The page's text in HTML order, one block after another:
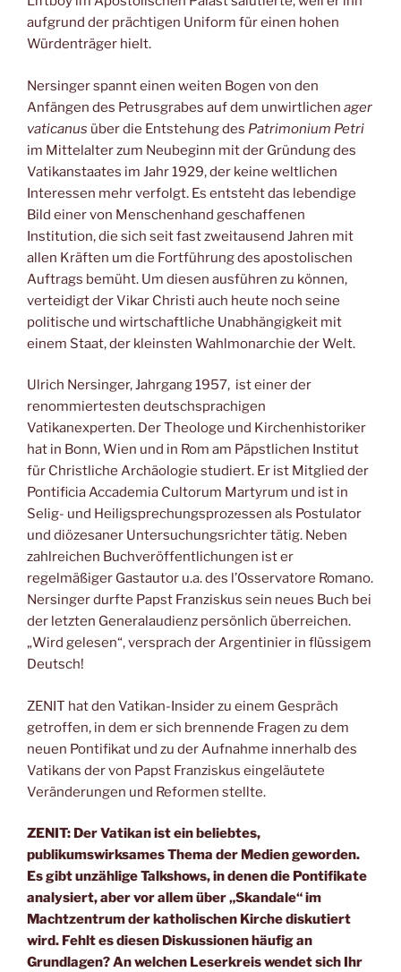
aufgrund der prächtigen Uniform für einen hohen
Würdenträger hielt.
Nersinger spannt einen weiten Bogen von den
Anfängen des Petrusgrabes auf dem unwirtlichen ager
vaticanus über die Entstehung des Patrimonium Petri
im Mittelalter zum Neubeginn mit der Gründung des
Vatikanstaates im Jahr 1929, der keine weltlichen
Interessen mehr verfolgt. Es entsteht das lebendige
Bild einer von Menschenhand geschaffenen
Institution, die sich seit fast zweitausend Jahren mit
allen Kräften um die Fortführung des apostolischen
Auftrags bemüht. Um diesen ausführen zu können,
verteidigt der Vikar Christi auch heute noch seine
politische und wirtschaftliche Unabhängigkeit mit
einem Staat, der kleinsten Wahlmonarchie der Welt.
Ulrich Nersinger, Jahrgang 1957, ist einer der
renommiertesten deutschsprachigen
Vatikanexperten. Der Theologe und Kirchenhistoriker
hat in Bonn, Wien und in Rom am Päpstlichen Institut
für Christliche Archäologie studiert. Er ist Mitglied der
Pontificia Accademia Cultorum Martyrum und ist in
Selig- und Heiligsprechungsprozessen als Postulator
und diözesaner Untersuchungsrichter tätig. Neben
zahlreichen Buchveröffentlichungen ist er
regelmäßiger Gastautor u.a. des l’Osservatore Romano.
Nersinger durfte Papst Franziskus sein neues Buch bei
der letzten Generalaudienz persönlich überreichen.
„Wird gelesen“, versprach der Argentinier in flüssigem
Deutsch!
ZENIT hat den Vatikan-Insider zu einem Gespräch
getroffen, in dem er sich brennende Fragen zu dem
neuen Pontifikat und zu der Aufnahme innerhalb des
Vatikans der von Papst Franziskus eingeläutete
Veränderungen und Reformen stellte.
ZENIT: Der Vatikan ist ein beliebtes,
publikumswirksames Thema der Medien geworden.
Es gibt unzählige Talkshows, in denen die Pontifikate
analysiert, aber vor allem über „Skandale“ im
Machtzentrum der katholischen Kirche diskutiert
wird. Fehlt es diesen Diskussionen häufig an
Grundlagen? An welchen Leserkreis wendet sich Ihr